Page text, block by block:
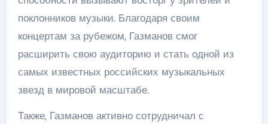
поклонников музыки. Благодаря своим
концертам за рубежом, Газманов смог
расширить свою аудиторию и стать одной из
самых известных российских музыкальных
звезд в мировой масштабе.
Также, Газманов активно сотрудничал с